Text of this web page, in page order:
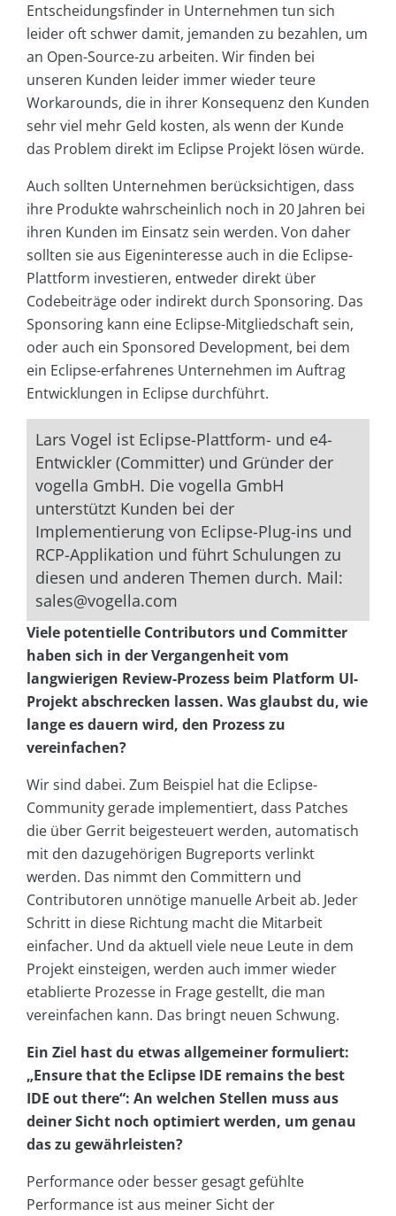
Entscheidungsfinder in Unternehmen tun sich
leider oft schwer damit, jemanden zu bezahlen, um
an Open-Source-zu arbeiten. Wir finden bei
unseren Kunden leider immer wieder teure
Workarounds, die in ihrer Konsequenz den Kunden
sehr viel mehr Geld kosten, als wenn der Kunde
das Problem direkt im Eclipse Projekt lösen würde.
Auch sollten Unternehmen berücksichtigen, dass
ihre Produkte wahrscheinlich noch in 20 Jahren bei
ihren Kunden im Einsatz sein werden. Von daher
sollten sie aus Eigeninteresse auch in die Eclipse-
Plattform investieren, entweder direkt über
Codebeiträge oder indirekt durch Sponsoring. Das
Sponsoring kann eine Eclipse-Mitgliedschaft sein,
oder auch ein Sponsored Development, bei dem
ein Eclipse-erfahrenes Unternehmen im Auftrag
Entwicklungen in Eclipse durchführt.
Lars Vogel ist Eclipse-Plattform- und e4-
Entwickler (Committer) und Gründer der
vogella GmbH. Die vogella GmbH
unterstützt Kunden bei der
Implementierung von Eclipse-Plug-ins und
RCP-Applikation und führt Schulungen zu
diesen und anderen Themen durch. Mail:
sales@vogella.com
Viele potentielle Contributors und Committer
haben sich in der Vergangenheit vom
langwierigen Review-Prozess beim Platform UI-
Projekt abschrecken lassen. Was glaubst du, wie
lange es dauern wird, den Prozess zu
vereinfachen?
Wir sind dabei. Zum Beispiel hat die Eclipse-
Community gerade implementiert, dass Patches
die über Gerrit beigesteuert werden, automatisch
mit den dazugehörigen Bugreports verlinkt
werden. Das nimmt den Committern und
Contributoren unnötige manuelle Arbeit ab. Jeder
Schritt in diese Richtung macht die Mitarbeit
einfacher. Und da aktuell viele neue Leute in dem
Projekt einsteigen, werden auch immer wieder
etablierte Prozesse in Frage gestellt, die man
vereinfachen kann. Das bringt neuen Schwung.
Ein Ziel hast du etwas allgemeiner formuliert:
„Ensure that the Eclipse IDE remains the best
IDE out there“: An welchen Stellen muss aus
deiner Sicht noch optimiert werden, um genau
das zu gewährleisten?
Performance oder besser gesagt gefühlte
Performance ist aus meiner Sicht der